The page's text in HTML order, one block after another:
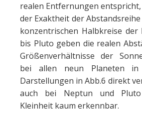
realen Entfernungen entspricht,
der Exaktheit der
konzentrischen Halbkreise der
bis Pluto geben die realen
Größenverhältnisse der
bei allen neun Planeten in
Darstellungen in Abb.6 direkt
auch bei Neptun und
Kleinheit kaum erkennbar.